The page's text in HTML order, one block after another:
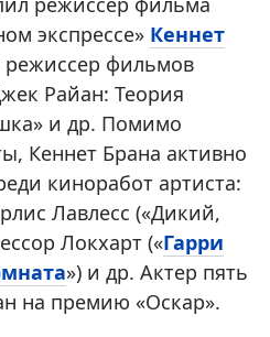
экспрессе» Кеннет
режиссер фильмов
Райан: Теория
и др. Помимо
Кеннет Брана активно
киноработ артиста:
Лавлесс («Дикий,
Локхарт («Гарри
») и др. Актер пять
на премию «Оскар».